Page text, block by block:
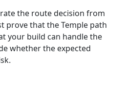
the route decision from
prove that the Temple path
your build can handle the
whether the expected